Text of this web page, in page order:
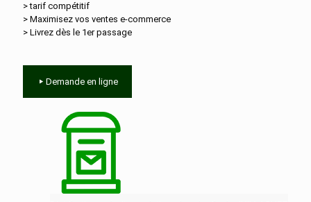
> tarif compétitif
> Maximisez vos ventes e‑commerce
> Livrez dès le 1er passage
Demande en ligne